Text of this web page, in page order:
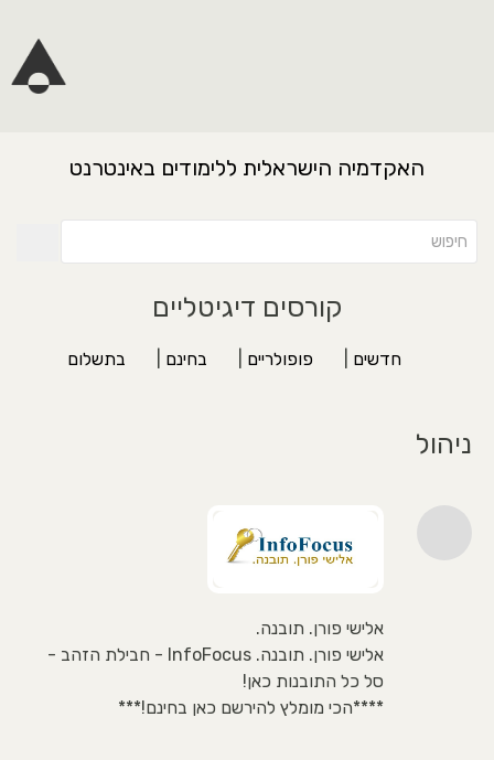
האקדמיה הישראלית ללימודים באינטרנט
קורסים דיגיטליים
חדשים פופולריים בחינם בתשלום
ניהול
אלישי פורן. תובנה.
אלישי פורן. תובנה. InfoFocus - חבילת הזהב -
סל כל התובנות כאן!
****הכי מומלץ להירשם כאן בחינם!***